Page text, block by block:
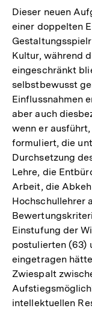
Dieser neuen
einer doppelten
Kultur, während
eingeschränkt
selbstbewusst
Einflussnahmen
aber auch
wenn er
formuliert, die
Durchsetzung
Lehre, die
Arbeit, die
Hochschullehrer
Einstufung der
postulierten (63)
eingetragen
Zwiespalt
intellektuellen